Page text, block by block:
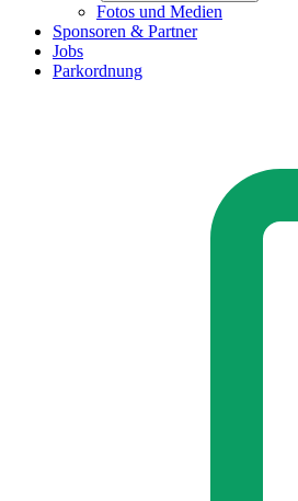
Fotos und Medien
Sponsoren & Partner
Jobs
Parkordnung